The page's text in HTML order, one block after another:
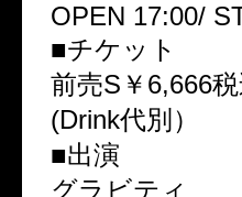
OPEN 17:00/
■チケット
前売S￥6,666
(Drink代別）
■出演
グラビティ